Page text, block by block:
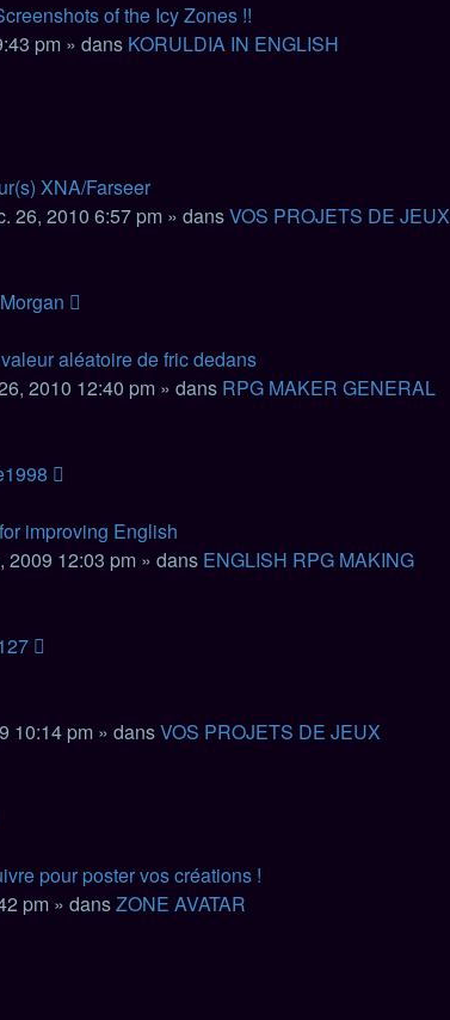
of the Icy Zones !!
pm » dans KORULDIA IN ENGLISH
XNA/Farseer
26, 2010 6:57 pm » dansVOS PROJETS DE JEUX
aléatoire de fric dedans
2010 12:40 pm » dans RPG MAKER GENERAL
improving English
2009 12:03 pm » dans ENGLISH RPG MAKING
10:14 pm » dansVOS PROJETS DE JEUX
pour poster vos créations !
pm » dansZONE AVATAR